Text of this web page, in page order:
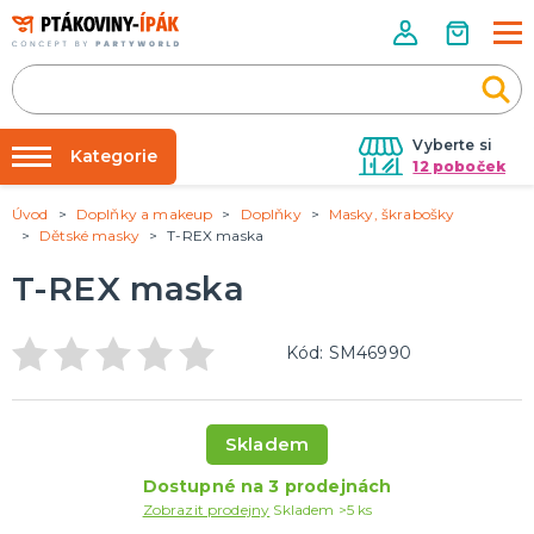
Vyberte si
12 poboček
Půjčovna kostýmů
Nafukování balónků
Prodejny
Rozvoz
Kategorie
PÁRTY DOPLŇKY
Tématické párty
KARNEVALOVÉ KOSTÝMY
Kostýmy pro dospělé
Kostýmy pro děti
DOPLŇKY A MAKEUP
Make-up, dekorace na kůži, tetování, umělé řasy
Úvod Doplňky a makeup Doplňky
Masky, škrabošky
Dětské masky
T-REX maska
T-REX maska
Kód: SM46990
Skladem
Dostupné na 3 prodejnách
Zobrazit prodejny Skladem >5 ks